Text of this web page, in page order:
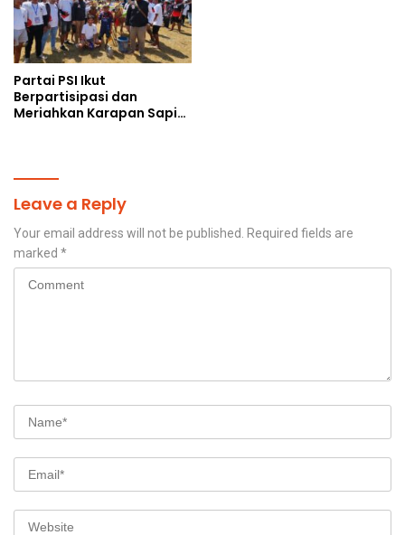
Partai PSI Ikut
Berpartisipasi dan
Meriahkan Karapan Sapi
Leave a Reply
Your email address will not be published.
Required fields are
marked *